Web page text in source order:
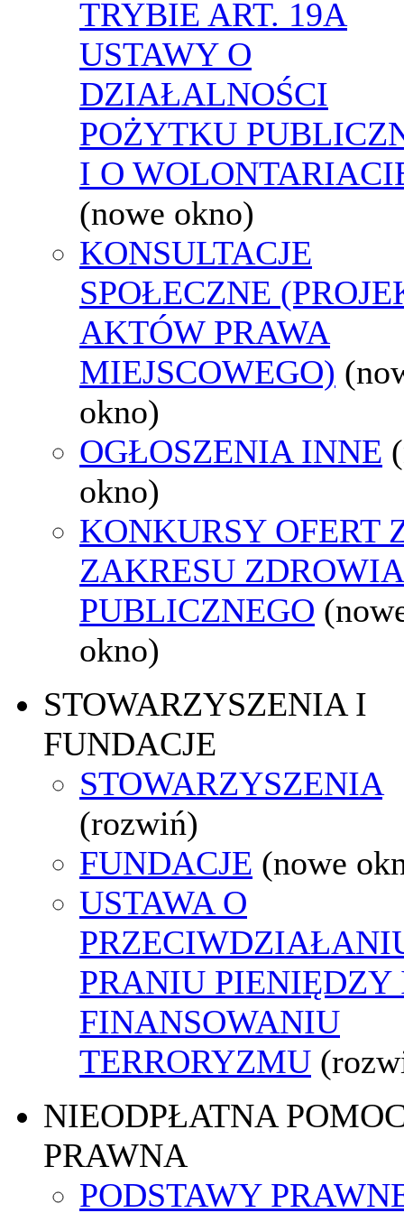
TRYBIE ART. 19A
USTAWY O
DZIAŁALNOŚCI
POŻYTKU
I O
(nowe okno)
KONSULTACJE
SPOŁECZNE
AKTÓW PRAWA
MIEJSCOWEGO)
okno)
OGŁOSZENIA INNE
okno)
KONKURSY OFERT
ZAKRESU ZDROWIA
PUBLICZNEGO
okno)
STOWARZYSZENIA I
FUNDACJE
STOWARZYSZENIA
(rozwiń)
FUNDACJE (nowe
USTAWA O
PRANIU PIENIĘDZY
FINANSOWANIU
TERRORYZMU
NIEODPŁATNA
PRAWNA
PODSTAWY